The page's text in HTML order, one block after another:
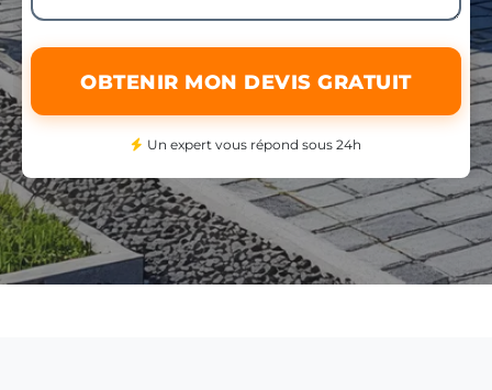
OBTENIR MON DEVIS GRATUIT
Un expert vous répond sous 24h